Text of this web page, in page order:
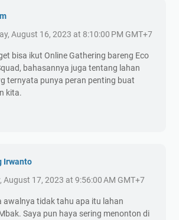
August 16, 2023 at 8:10:00 PM GMT+7
bisa ikut Online Gathering bareng Eco
bahasannya juga tentang lahan
ternyata punya peran penting buat
kita.
Irwanto
August 17, 2023 at 9:56:00 AM GMT+7
awalnya tidak tahu apa itu lahan
Saya pun haya sering menonton di